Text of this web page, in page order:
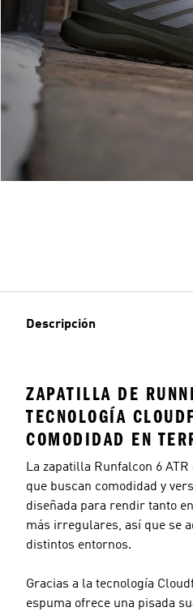
Descripción
ZAPATILLA DE
TECNOLOGÍA
COMODIDAD EN
La zapatilla Runfalcon 6
que buscan comodidad y
diseñada para rendir tanto
más irregulares, así que se
distintos entornos.
Gracias a la tecnología
espuma ofrece una pisada